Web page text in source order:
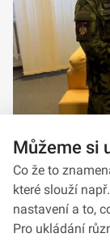
Můžeme si
Co že to
které slouží
nastavení a to,
Pro ukládání